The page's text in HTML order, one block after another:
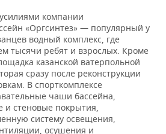
компании
«Оргсинтез» — популярный у
водный комплекс, где
тысячи ребят и взрослых. Кроме
казанской ватерпольной
сразу после реконструкции
В спорткомплексе
чаши бассейна,
и стеновые покрытия,
систему освещения,
осушения и